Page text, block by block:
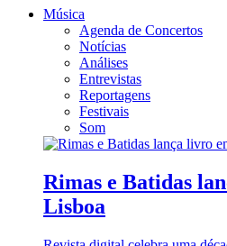
Música
Agenda de Concertos
Notícias
Análises
Entrevistas
Reportagens
Festivais
Som
Rimas e Batidas
Lisboa